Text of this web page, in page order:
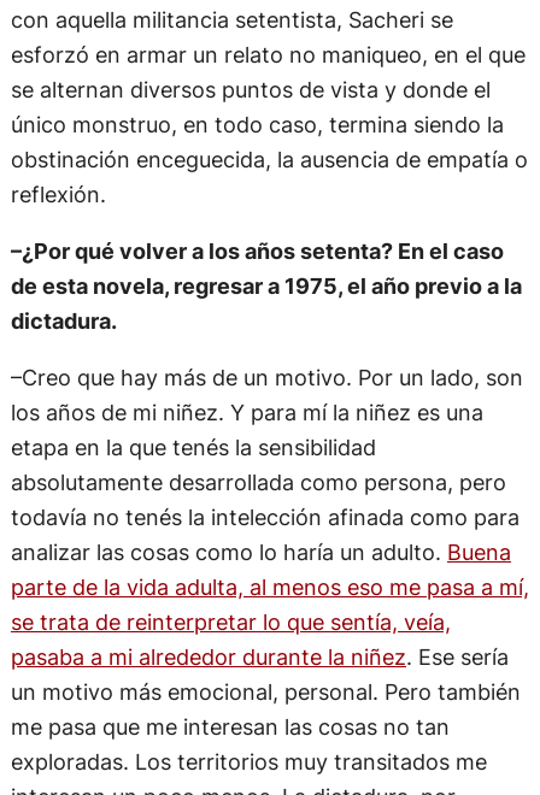
con aquella militancia setentista, Sacheri se
esforzó en armar un relato no maniqueo, en el que
se alternan diversos puntos de vista y donde el
único monstruo, en todo caso, termina siendo la
obstinación enceguecida, la ausencia de empatía o
reflexión.
–¿Por qué volver a los años setenta? En el caso
de esta novela, regresar a 1975, el año previo a la
dictadura.
–Creo que hay más de un motivo. Por un lado, son
los años de mi niñez. Y para mí la niñez es una
etapa en la que tenés la sensibilidad
absolutamente desarrollada como persona, pero
todavía no tenés la intelección afinada como para
analizar las cosas como lo haría un adulto. Buena
parte de la vida adulta, al menos eso me pasa a mí,
se trata de reinterpretar lo que sentía, veía,
pasaba a mi alrededor durante la niñez. Ese sería
un motivo más emocional, personal. Pero también
me pasa que me interesan las cosas no tan
exploradas. Los territorios muy transitados me